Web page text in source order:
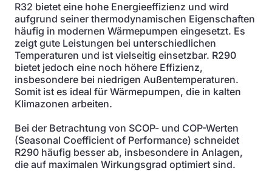
R32 bietet eine hohe Energieeffizienz und wird
aufgrund seiner thermodynamischen Eigenschaften
häufig in modernen Wärmepumpen eingesetzt. Es
zeigt gute Leistungen bei unterschiedlichen
Temperaturen und ist vielseitig einsetzbar. R290
bietet jedoch eine noch höhere Effizienz,
insbesondere bei niedrigen Außentemperaturen.
Somit ist es ideal für Wärmepumpen, die in kalten
Klimazonen arbeiten.
Bei der Betrachtung von SCOP- und COP-Werten
(Seasonal Coefficient of Performance) schneidet
R290 häufig besser ab, insbesondere in Anlagen,
die auf maximalen Wirkungsgrad optimiert sind.